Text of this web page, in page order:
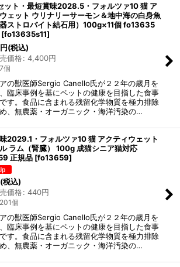
ット・最短賞味2028.5・フォルツァ10 猫 ア
ェット ウリナリーサーモン＆地中海の白身魚
器ストロバイト結石用）100g×11個 fo13635
[fo13635s11]
円(税込)
価格: 4,400円
個
の獣医師Sergio Canello氏が２２年の歳月を
臨床事例を基にペットの健康を目指した食事
す。食品に含まれる残留化学物質を極力排除
、無農薬・オーガニック・海洋汚染の…
2029.1・フォルツァ10 猫 アクティウェット
ラム（腎臓） 100g 成猫シニア猫対応
正規品 [fo13659]
(税込)
価格: 440円
個
の獣医師Sergio Canello氏が２２年の歳月を
臨床事例を基にペットの健康を目指した食事
す。食品に含まれる残留化学物質を極力排除
、無農薬・オーガニック・海洋汚染の…